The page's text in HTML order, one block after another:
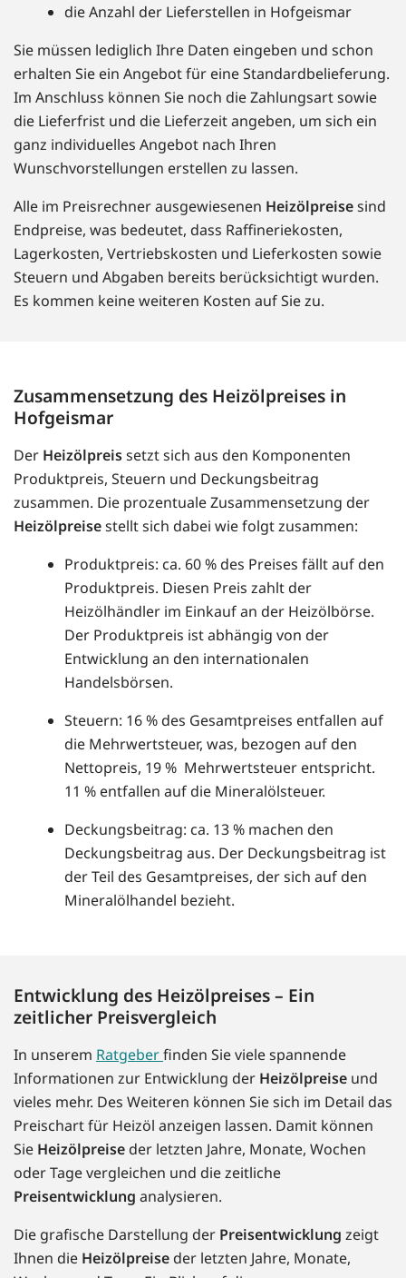
die Anzahl der Lieferstellen in Hofgeismar
Sie müssen lediglich Ihre Daten eingeben und schon
erhalten Sie ein Angebot für eine Standardbelieferung.
Im Anschluss können Sie noch die Zahlungsart sowie
die Lieferfrist und die Lieferzeit angeben, um sich ein
ganz individuelles Angebot nach Ihren
Wunschvorstellungen erstellen zu lassen.
Alle im Preisrechner ausgewiesenen Heizölpreisesind
Endpreise, was bedeutet, dass Raffineriekosten,
Lagerkosten, Vertriebskosten und Lieferkosten sowie
Steuern und Abgaben bereits berücksichtigt wurden.
Es kommen keine weiteren Kosten auf Sie zu.
Zusammensetzung des Heizölpreises in
Hofgeismar
Der Heizölpreissetzt sich aus den Komponenten
Produktpreis, Steuern und Deckungsbeitrag
zusammen. Die prozentuale Zusammensetzung der
Heizölpreisestellt sich dabei wie folgt zusammen:
Produktpreis: ca. 60 % des Preises fällt auf den
Produktpreis. Diesen Preis zahlt der
Heizölhändler im Einkauf an der Heizölbörse.
Der Produktpreis ist abhängig von der
Entwicklung an den internationalen
Handelsbörsen.
Steuern: 16 % des Gesamtpreises entfallen auf
die Mehrwertsteuer, was, bezogen auf den
Nettopreis, 19 % Mehrwertsteuer entspricht.
11 % entfallen auf die Mineralölsteuer.
Deckungsbeitrag: ca. 13 % machen den
Deckungsbeitrag aus. Der Deckungsbeitrag ist
der Teil des Gesamtpreises, der sich auf den
Mineralölhandel bezieht.
Entwicklung des Heizölpreises – Ein
zeitlicher Preisvergleich
In unserem Ratgeberfinden Sie viele spannende
Informationen zur Entwicklung der Heizölpreise und
vieles mehr. Des Weiteren können Sie sich im Detail das
Preischart für Heizöl anzeigen lassen. Damit können
Sie Heizölpreise der letzten Jahre, Monate, Wochen
oder Tage vergleichen und die zeitliche
Preisentwicklung analysieren.
Die grafische Darstellung der Preisentwicklung zeigt
Ihnen die Heizölpreise der letzten Jahre, Monate,